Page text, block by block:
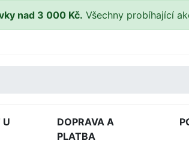
nad 3 000 Kč. Všechny probíhající
U
DOPRAVA A
PLATBA